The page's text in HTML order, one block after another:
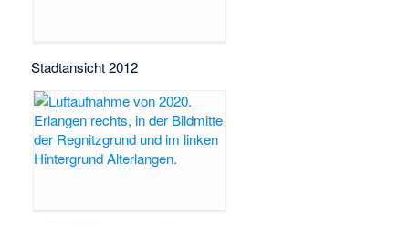
Stadtansicht 2012